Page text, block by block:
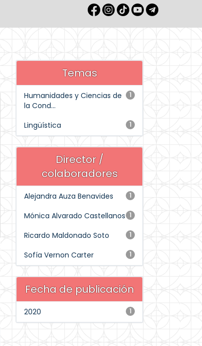
Temas
1
Humanidades y Ciencias de
la Cond...
1
Lingüística
Director /
colaboradores
1
Alejandra Auza Benavides
1
Mónica Alvarado Castellanos
1
Ricardo Maldonado Soto
1
Sofía Vernon Carter
Fecha de publicación
1
2020